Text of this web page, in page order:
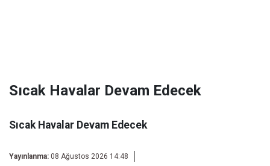
Sıcak Havalar Devam Edecek
Sıcak Havalar Devam Edecek
Yayınlanma: 08 Ağustos 2026 14:48